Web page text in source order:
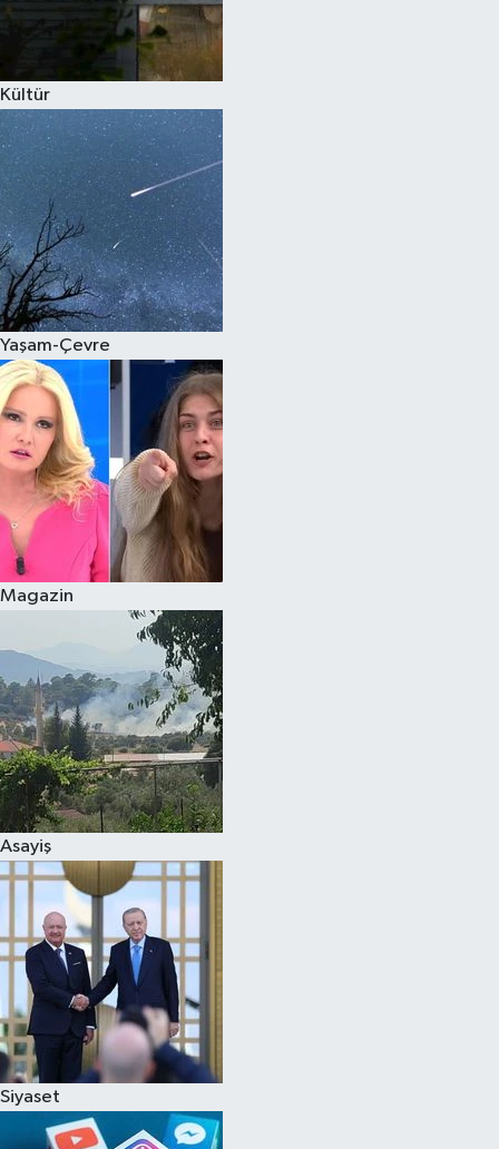
Kültür
Yaşam-Çevre
Magazin
Asayiş
Siyaset
Çocuk
Eğitim
Hava Durumu
Kadın
Kim kimdir?
Kültür Sanat
Sağlık
Siyaset
Teknoloji
Televizyon
Yaşam-Çevre